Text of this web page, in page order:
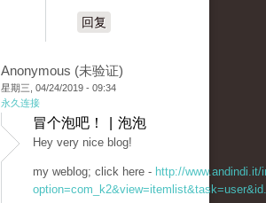
回复
Anonymous (未验证)
星期三, 04/24/2019 - 09:34
永久连接
冒个泡吧！ | 泡泡
Hey very nice blog!
my weblog; click here - http://www.andindi.it/